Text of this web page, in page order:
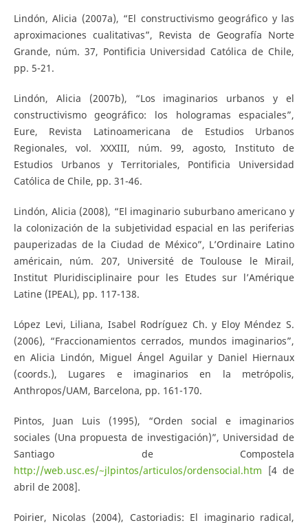
Lindón, Alicia (2007a), “El constructivismo geográfico y las
aproximaciones cualitativas”, Revista de Geografía Norte
Grande, núm. 37, Pontificia Universidad Católica de Chile,
pp. 5-21.
Lindón, Alicia (2007b), “Los imaginarios urbanos y el
constructivismo geográfico: los hologramas espaciales”,
Eure, Revista Latinoamericana de Estudios Urbanos
Regionales, vol. XXXIII, núm. 99, agosto, Instituto de
Estudios Urbanos y Territoriales, Pontificia Universidad
Católica de Chile, pp. 31-46.
Lindón, Alicia (2008), “El imaginario suburbano americano y
la colonización de la subjetividad espacial en las periferias
pauperizadas de la Ciudad de México”, L’Ordinaire Latino
américain, núm. 207, Université de Toulouse le Mirail,
Institut Pluridisciplinaire pour les Etudes sur l’Amérique
Latine (IPEAL), pp. 117-138.
López Levi, Liliana, Isabel Rodríguez Ch. y Eloy Méndez S.
(2006), “Fraccionamientos cerrados, mundos imaginarios”,
en Alicia Lindón, Miguel Ángel Aguilar y Daniel Hiernaux
(coords.), Lugares e imaginarios en la metrópolis,
Anthropos/UAM, Barcelona, pp. 161-170.
Pintos, Juan Luis (1995), “Orden social e imaginarios
sociales (Una propuesta de investigación)”, Universidad de
Santiago de Compostela
http://web.usc.es/~jlpintos/articulos/ordensocial.htm [4 de
abril de 2008].
Poirier, Nicolas (2004), Castoriadis: El imaginario radical,